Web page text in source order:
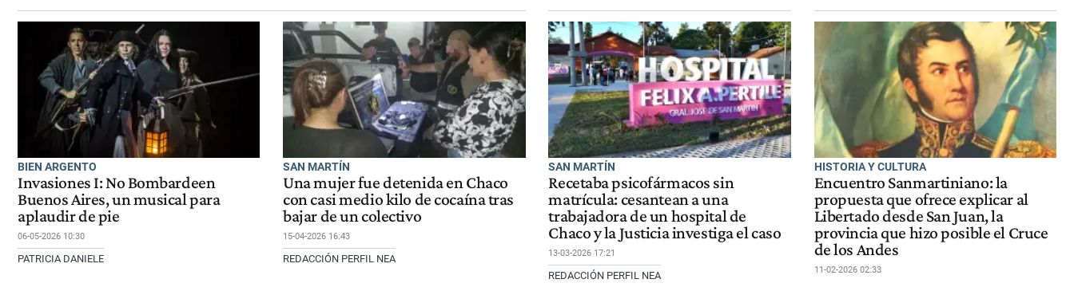
BIEN ARGENTO
Invasiones I: No Bombardeen
Buenos Aires, un musical para
aplaudir de pie
06-05-2026 10:30
PATRICIA DANIELE
SAN MARTÍN
Una mujer fue detenida en Chaco
con casi medio kilo de cocaína tras
bajar de un colectivo
15-04-2026 16:43
REDACCIÓN PERFIL NEA
SAN MARTÍN
Recetaba psicofármacos sin
matrícula: cesantean a una
trabajadora de un hospital de
Chaco y la Justicia investiga el caso
13-03-2026 17:21
REDACCIÓN PERFIL NEA
HISTORIA Y CULTURA
Encuentro Sanmartiniano: la
propuesta que ofrece explicar al
Libertado desde San Juan, la
provincia que hizo posible el Cruce
de los Andes
11-02-2026 02:33